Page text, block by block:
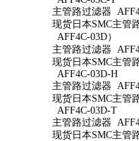
主管路过滤器
现货日本SMC主管
AFF4C-03D）
主管路过滤器
现货日本SMC主管
AFF4C-03D-H
主管路过滤器
现货日本SMC主管
AFF4C-03D-T
主管路过滤器
现货日本SMC主管